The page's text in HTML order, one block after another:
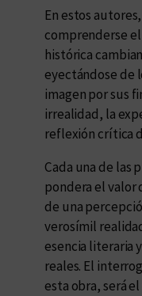
En estos
comprenderse
histórica
eyectándose de
imagen por sus
irrealidad, la
reflexión crítica
Cada una de las
pondera el valor
de una
verosímil
esencia literaria
reales. El
esta obra, será